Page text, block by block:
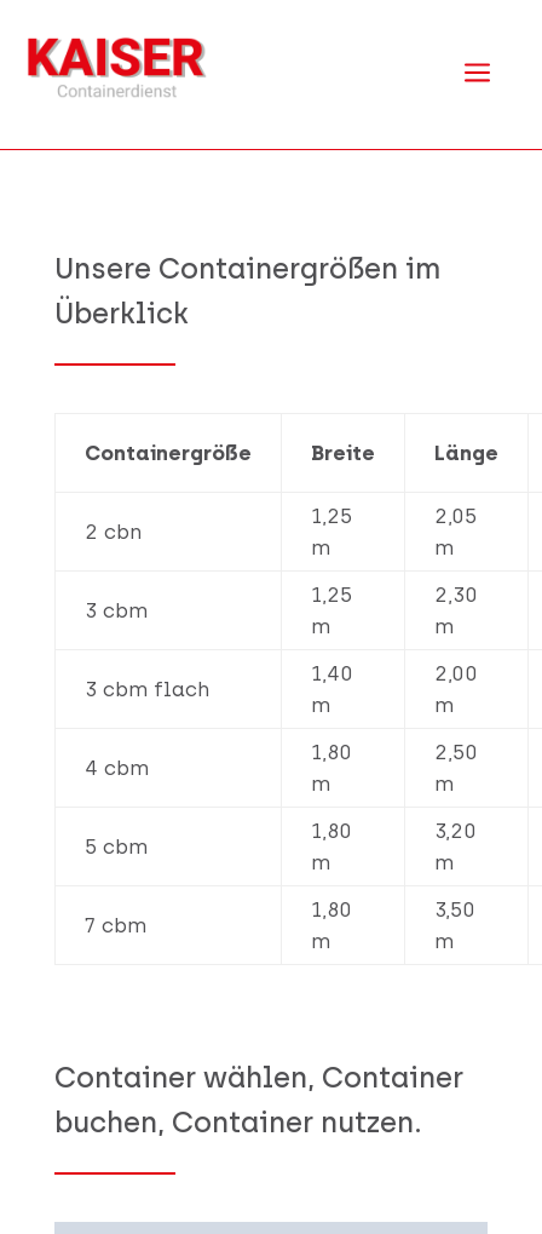
a
Unsere Containergrößen im
Überklick
Containergröße Breite Länge
2 cbn
1,25
m
2,05
m
3 cbm
1,25
m
2,30
m
3 cbm flach
1,40
m
2,00
m
4 cbm
1,80
m
2,50
m
5 cbm
1,80
m
3,20
m
7 cbm
1,80
m
3,50
m
Container wählen, Container
buchen, Container nutzen.